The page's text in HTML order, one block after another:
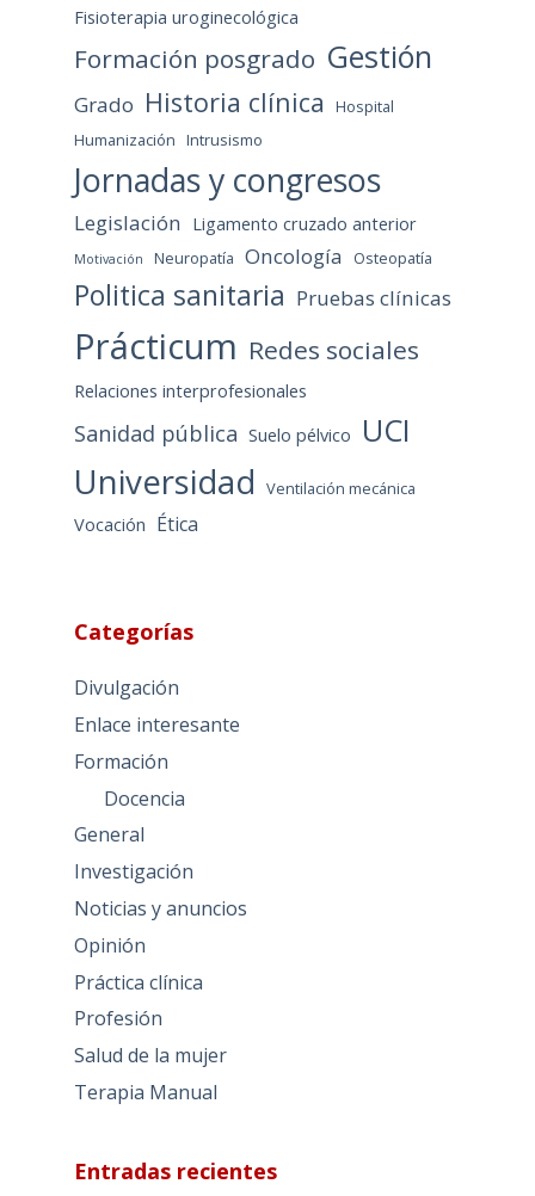
Fisioterapia uroginecológica
Formación posgrado Gestión
Grado Historia clínica
Hospital
Humanización Intrusismo
Jornadas y congresos
Legislación Ligamento cruzado anterior
Motivación Neuropatía Oncología Osteopatía
Politica sanitaria Pruebas clínicas
Prácticum Redes sociales
Relaciones interprofesionales
Sanidad pública Suelo pélvico UCI
Universidad Ventilación mecánica
Vocación Ética
Categorías
Divulgación
Enlace interesante
Formación
Docencia
General
Investigación
Noticias y anuncios
Opinión
Práctica clínica
Profesión
Salud de la mujer
Terapia Manual
Entradas recientes